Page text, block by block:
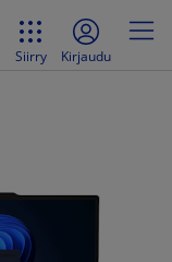
Siirry Kirjaudu